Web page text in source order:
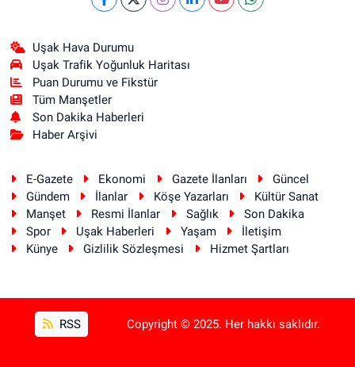
Uşak Hava Durumu
Uşak Trafik Yoğunluk Haritası
Puan Durumu ve Fikstür
Tüm Manşetler
Son Dakika Haberleri
Haber Arşivi
E-Gazete Ekonomi Gazete İlanları
Güncel
Gündem
İlanlar Köşe Yazarları
Kültür Sanat
Manşet
Resmi İlanlar Sağlık
Son Dakika
Spor
Uşak Haberleri Yaşam
İletişim
Künye
Gizlilik Sözleşmesi Hizmet Şartları
RSS Copyright © 2025. Her hakkı saklıdır.